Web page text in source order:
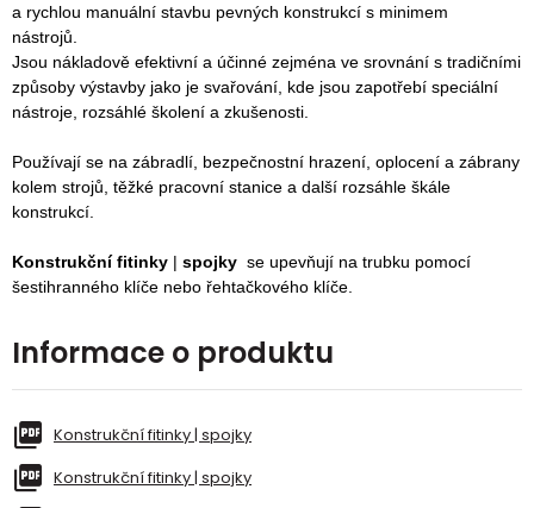
a rychlou manuální stavbu pevných konstrukcí s minimem
nástrojů.
Jsou nákladově efektivní a účinné zejména ve srovnání s tradičními
způsoby výstavby jako je svařování, kde jsou zapotřebí speciální
nástroje, rozsáhlé školení a zkušenosti.
Používají se na zábradlí, bezpečnostní hrazení, oplocení a zábrany
kolem strojů, těžké pracovní stanice a další rozsáhle škále
konstrukcí.
Konstrukční fitinky | spojky se upevňují na trubku pomocí
šestihranného klíče nebo řehtačkového klíče.
Informace o produktu
Konstrukční fitinky | spojky
Konstrukční fitinky | spojky